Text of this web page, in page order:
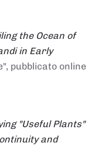
the Ocean of
in Early
pubblicato online
"Useful Plants"
and